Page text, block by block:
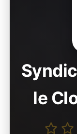
le